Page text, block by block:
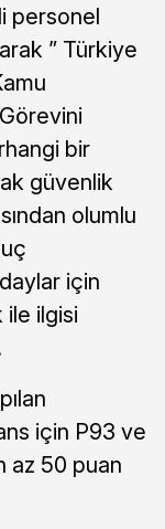
personel
” Türkiye
bir
güvenlik
olumlu
için
ile ilgisi
için P93 ve
az 50 puan